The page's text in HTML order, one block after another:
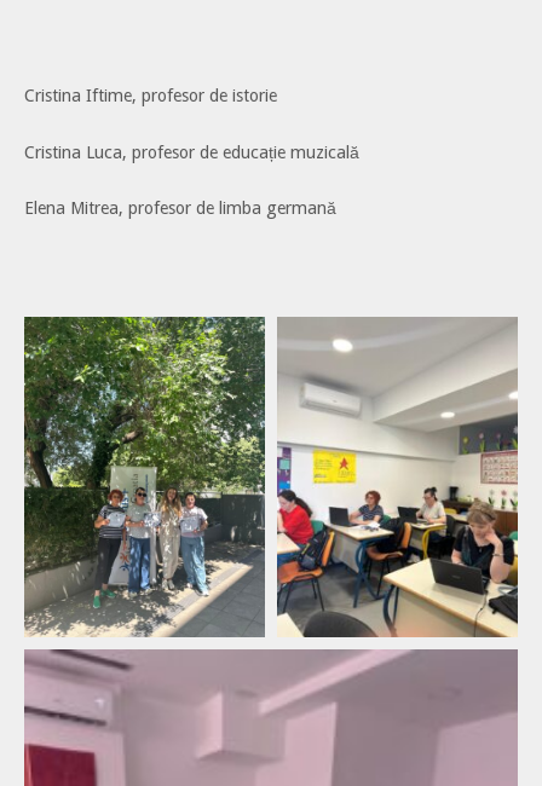
Cristina Iftime, profesor de istorie
Cristina Luca, profesor de educație muzicală
Elena Mitrea, profesor de limba germană